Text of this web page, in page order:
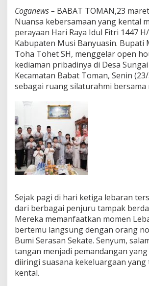
a
t
T
a
n
g
a
,
O
H
o
u
s
e
L
e
a
a
n
B
u
a
Coganews – BABAT TOMAN,23
Nuansa kebersamaan yang kental
perayaan Hari Raya Idul Fitri 1447
Kabupaten Musi Banyuasin. Bupati
Toha Tohet SH, menggelar open
kediaman pribadinya di Desa
Kecamatan Babat Toman, Senin
sebagai ruang silaturahmi bersama
Sejak pagi di hari ketiga lebaran
dari berbagai penjuru tampak
Mereka memanfaatkan momen
bertemu langsung dengan orang
Bumi Serasan Sekate. Senyum,
tangan menjadi pemandangan
diiringi suasana kekeluargaan
kental.